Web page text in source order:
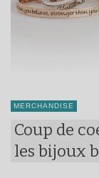
MERCHANDISE
Coup de
les bijoux